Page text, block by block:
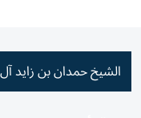
الشيخ حمدان بن زايد